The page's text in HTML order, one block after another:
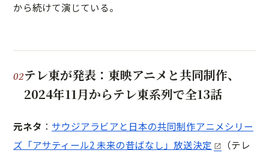
から続けて演じている。
テレ東が発表：東映アニメと共同制作、
2024年11月からテレ東系列で全13話
元ネタ ： サウジアラビアと日本の共同制作アニメシリー
ズ「アサティール2 未来の昔ばなし」放送決定
（テレ